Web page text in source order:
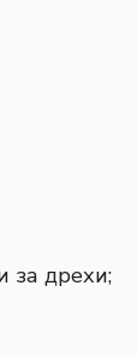
за дрехи;